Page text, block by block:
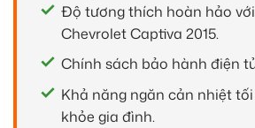
Độ tương thích hoàn hảo
Chevrolet Captiva 2015.
Chính sách bảo hành điện
Khả năng ngăn cản nhiệt
khỏe gia đình.